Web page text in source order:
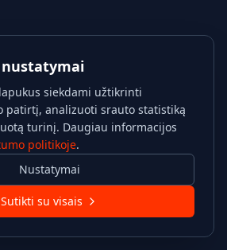
siekdami užtikrinti
patirtį, analizuoti srauto statistiką
turinį. Daugiau informacijos
politikoje.
Nustatymai
Sutikti su visais